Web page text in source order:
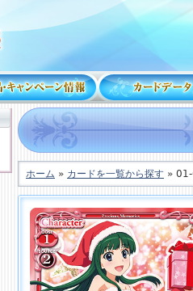
ホーム » カードを一覧から探す »